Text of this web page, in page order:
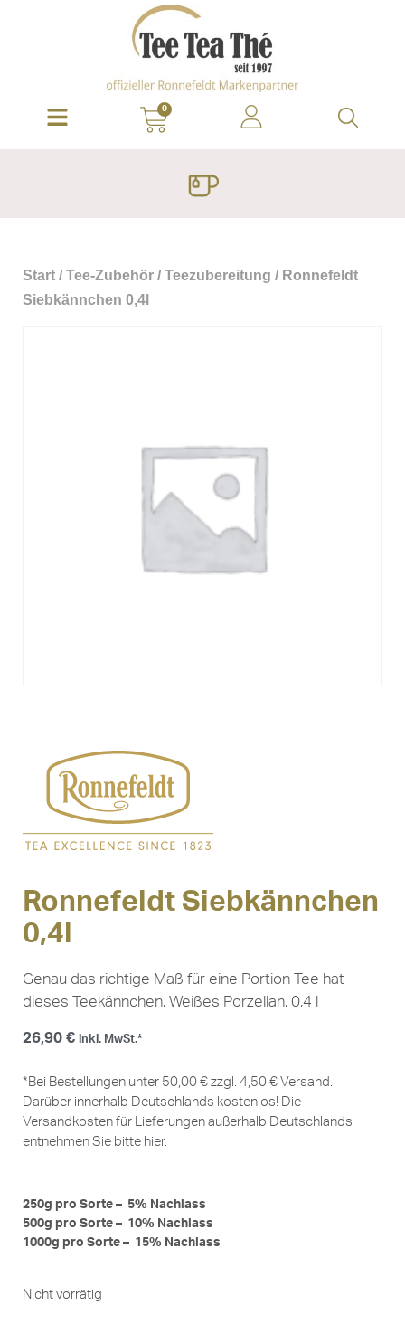
0
Start / Tee-Zubehör / Teezubereitung / Ronnefeldt
Siebkännchen 0,4l
Ronnefeldt Siebkännchen
0,4l
Genau das richtige Maß für eine Portion Tee hat
dieses Teekännchen. Weißes Porzellan, 0,4 l
26,90 € inkl. MwSt.*
*Bei Bestellungen unter 50,00 € zzgl. 4,50 € Versand.
Darüber innerhalb Deutschlands kostenlos! Die
Versandkosten für Lieferungen außerhalb Deutschlands
entnehmen Sie bitte hier.
250g pro Sorte – 5% Nachlass
500g pro Sorte – 10% Nachlass
1000g pro Sorte – 15% Nachlass
Nicht vorrätig